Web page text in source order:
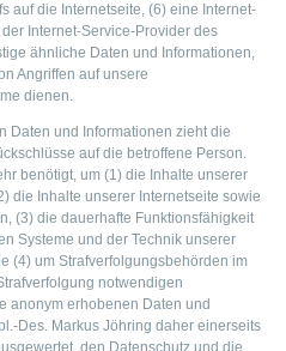
auf die Internetseite, (6) eine Internet-
Internet-Service-Provider des
ähnliche Daten und Informationen,
Angriffen auf unsere
dienen.
Daten und Informationen zieht die
auf die betroffene Person.
benötigt, um (1) die Inhalte unserer
die Inhalte unserer Internetseite sowie
(3) die dauerhafte Funktionsfähigkeit
Systeme und der Technik unserer
(4) um Strafverfolgungsbehörden im
notwendigen
anonym erhobenen Daten und
Des. Markus Jöhring daher einerseits
den Datenschutz und die